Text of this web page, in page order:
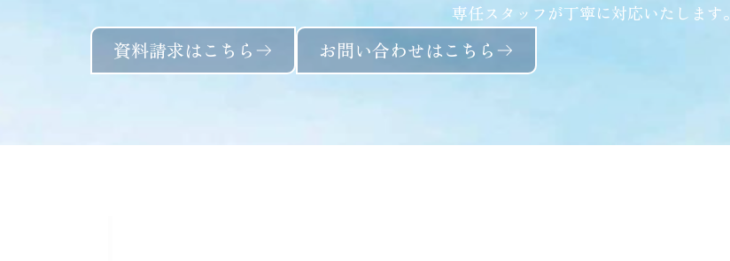
専任スタッフが丁寧に対応いたします。
資料請求はこちら お問い合わせはこちら